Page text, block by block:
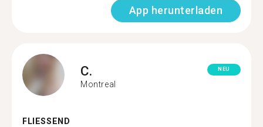
App herunterladen
C.
Montreal
NEU
FLIESSEND